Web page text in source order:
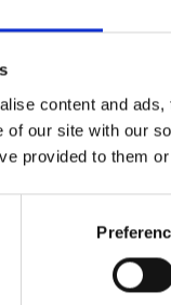
content and
of our site with our
provided to them